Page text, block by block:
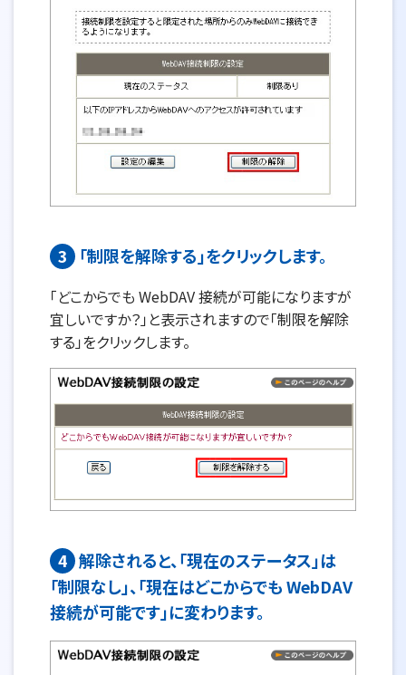
3 「制限を解除する」をクリックします。
「どこからでも WebDAV 接続が可能になりますが
宜しいですか？」と表示されますので「制限を解除
する」をクリックします。
4 解除されると、「現在のステータス」は
「制限なし」、「現在はどこからでも WebDAV
接続が可能です」に変わります。